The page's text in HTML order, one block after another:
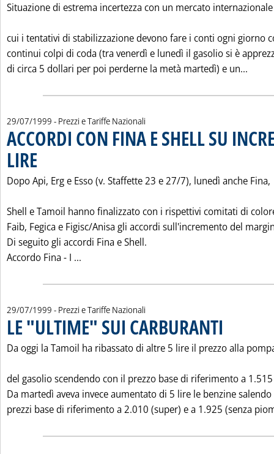
Situazione di estrema incertezza con un mercato
cui i tentativi di stabilizzazione devono fare i conti ogni giorno
continui colpi di coda (tra venerdì e lunedì il gasolio si è
di circa 5 dollari per poi perderne la metà martedì) e un...
29/07/1999 - Prezzi e Tariffe Nazionali
ACCORDI CON FINA E SHELL SU
LIRE
Dopo Api, Erg e Esso (v. Staffette 23 e 27/7), lunedì anche Fina,
Shell e Tamoil hanno finalizzato con i rispettivi comitati di
Faib, Fegica e Figisc/Anisa gli accordi sull'incremento del
Di seguito gli accordi Fina e Shell.
Accordo Fina - I ...
29/07/1999 - Prezzi e Tariffe Nazionali
LE "ULTIME" SUI CARBURANTI
Da oggi la Tamoil ha ribassato di altre 5 lire il prezzo alla
del gasolio scendendo con il prezzo base di riferimento a
Da martedì aveva invece aumentato di 5 lire le benzine
prezzi base di riferimento a 2.010 (super) e a 1.925 (senza